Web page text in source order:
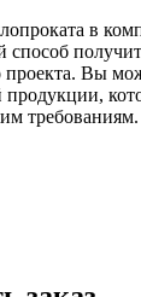
в
проекта. Вы
требованиям.